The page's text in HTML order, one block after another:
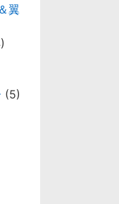
翼
(5)